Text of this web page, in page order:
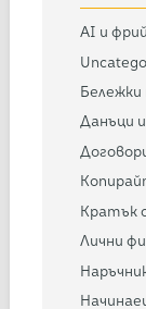
AI и
Данъци
Кратък
Лични